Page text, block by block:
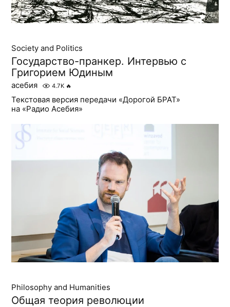
Society and Politics
Государство-пранкер. Интервью с
Григорием Юдиным
асебия 4.7K 🔥
Текстовая версия передачи «Дорогой БРАТ»
на «Радио Асебия»
Philosophy and Humanities
Общая теория революции